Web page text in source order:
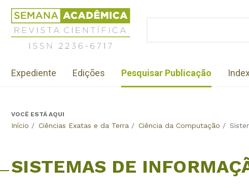
Jump
navigation
Revista
Científica
Semana
Acadêmica
2236-
Menu
institutional
Expediente Edições Pesquisar Publicação
BackVOCÊ ESTÁ AQUI
Início / Ciências Exatas e da Terra / Ciência da Computação /
SISTEMAS DE